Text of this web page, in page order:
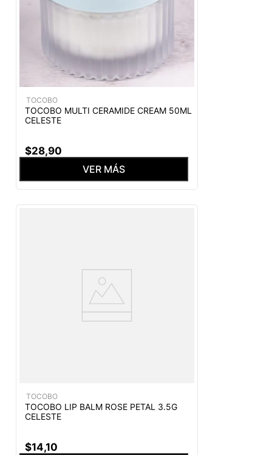
TOCOBO
TOCOBO MULTI CERAMIDE CREAM 50ML
CELESTE
$28,90
VER MÁS
TOCOBO
TOCOBO LIP BALM ROSE PETAL 3.5G
CELESTE
$14,10